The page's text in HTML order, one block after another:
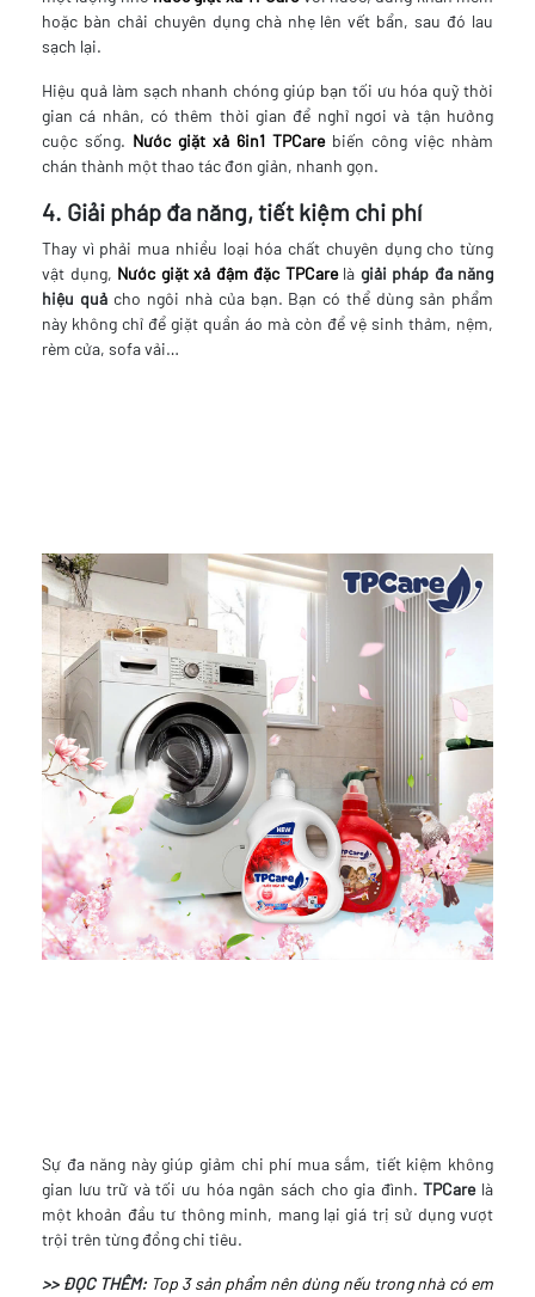
hoặc bàn chải chuyên dụng chà nhẹ lên vết bẩn, sau đó lau
sạch lại.
Hiệu quả làm sạch nhanh chóng giúp bạn tối ưu hóa quỹ thời
gian cá nhân, có thêm thời gian để nghỉ ngơi và tận hưởng
cuộc sống. Nước giặt xả 6in1 TPCarebiến công việc nhàm
chán thành một thao tác đơn giản, nhanh gọn.
4. Giải pháp đa năng, tiết kiệm chi phí
Thay vì phải mua nhiều loại hóa chất chuyên dụng cho từng
vật dụng, Nước giặt xả đậm đặc TPCarelà giải pháp đa năng
hiệu quảcho ngôi nhà của bạn. Bạn có thể dùng sản phẩm
này không chỉ để giặt quần áo mà còn để vệ sinh thảm, nệm,
rèm cửa, sofa vải…
Sự đa năng này giúp giảm chi phí mua sắm, tiết kiệm không
gian lưu trữ và tối ưu hóa ngân sách cho gia đình. TPCarelà
một khoản đầu tư thông minh, mang lại giá trị sử dụng vượt
trội trên từng đồng chi tiêu.
>> ĐỌC THÊM: Top 3 sản phẩm nên dùng nếu trong nhà có em